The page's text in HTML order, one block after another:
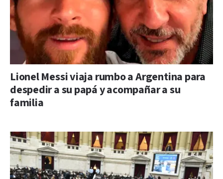
Lionel Messi viaja rumbo a Argentina para
despedir a su papá y acompañar a su
familia